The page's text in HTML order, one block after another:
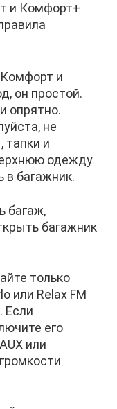
и Комфорт+
и
он простой.
опрятно.
не
тапки и
одежду
в багажник.
багаж,
багажник
только
или Relax FM
Если
его
или